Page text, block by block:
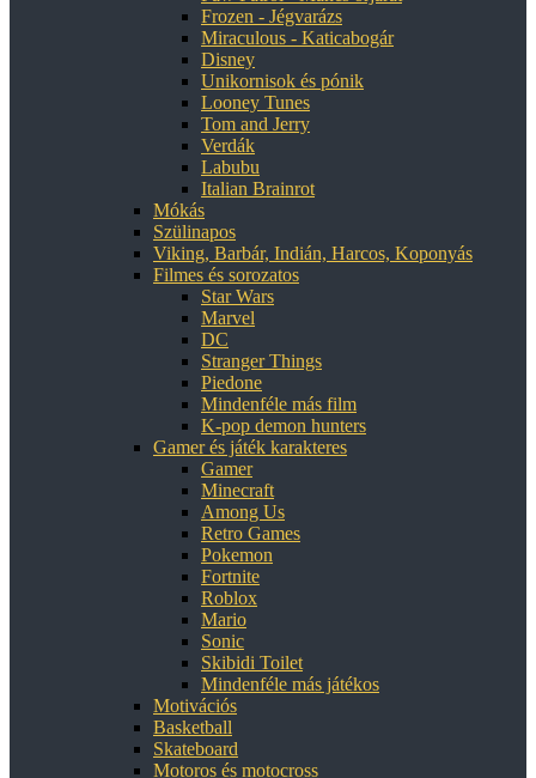
Frozen - Jégvarázs
Miraculous - Katicabogár
Disney
Unikornisok és pónik
Looney Tunes
Tom and Jerry
Verdák
Labubu
Italian Brainrot
Mókás
Szülinapos
Viking, Barbár, Indián, Harcos, Koponyás
Filmes és sorozatos
Star Wars
Marvel
DC
Stranger Things
Piedone
Mindenféle más film
K-pop demon hunters
Gamer és játék karakteres
Gamer
Minecraft
Among Us
Retro Games
Pokemon
Fortnite
Roblox
Mario
Sonic
Skibidi Toilet
Mindenféle más játékos
Motivációs
Basketball
Skateboard
Motoros és motocross